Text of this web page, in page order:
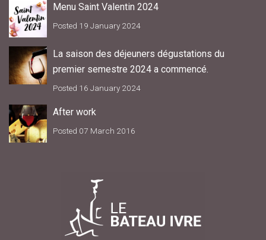
Menu Saint Valentin 2024
Posted 19 January 2024
La saison des déjeuners dégustations du
premier semestre 2024 a commencé.
Posted 16 January 2024
After work
Posted 07 March 2016